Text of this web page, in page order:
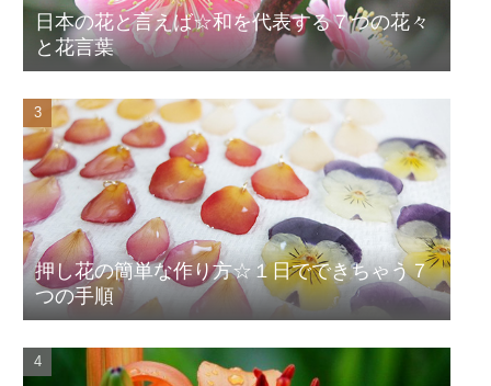
日本の花と言えば☆和を代表する７つの花々
と花言葉
押し花の簡単な作り方☆１日でできちゃう７
つの手順